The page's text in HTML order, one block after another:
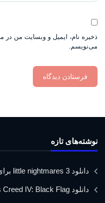
ذخیره نام، ایمیل و وبسایت من در
می‌نویسم.
نوشته‌های تازه
دانلود little nightmares 3 برای اندروید
دانلود Assassin’s Creed IV: Black Flag برای اندروید